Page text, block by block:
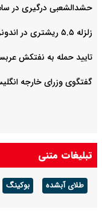
حشدالشعبی درگیری در
زلزله ۵.۵ ریشتری در اندونزی
تایید حمله به نفتکش
گفتگوی وزرای خارجه
تبلیغات متنی
طلای آبشده بوکینگ